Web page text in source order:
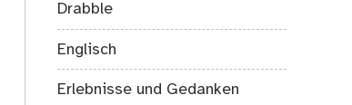
Drabble
Englisch
Erlebnisse und Gedanken